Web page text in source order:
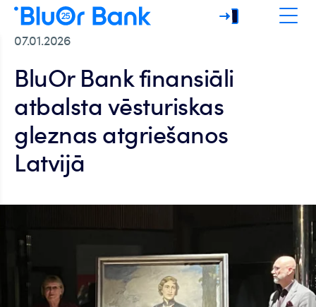
07.01.2026
BluOr Bank finansiāli
atbalsta vēsturiskas
gleznas atgriešanos
Latvijā